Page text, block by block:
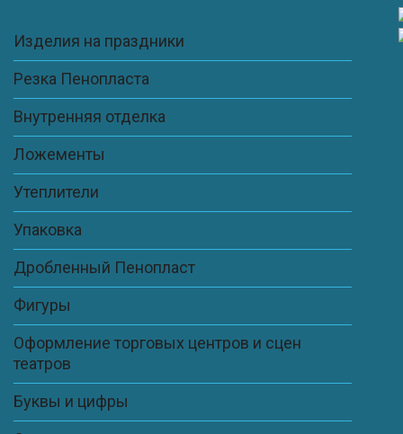
Изделия на праздники
Резка Пенопласта
Внутренняя отделка
Ложементы
Утеплители
Упаковка
Дробленный Пенопласт
Фигуры
Оформление торговых центров и сцен
театров
Буквы и цифры